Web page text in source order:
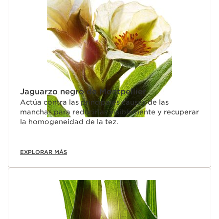
«fénix», contribuye a reducir visiblemente la apariencia
de las manchas debidas a la edad y a hacer renacer la
luminosidad de la tez.
Jaguarzo negro de Montpellier
Actúa contra las principales causas de las
manchas para reducirlas visiblemente y recuperar
la homogeneidad de la tez.
EXPLORAR MÁS